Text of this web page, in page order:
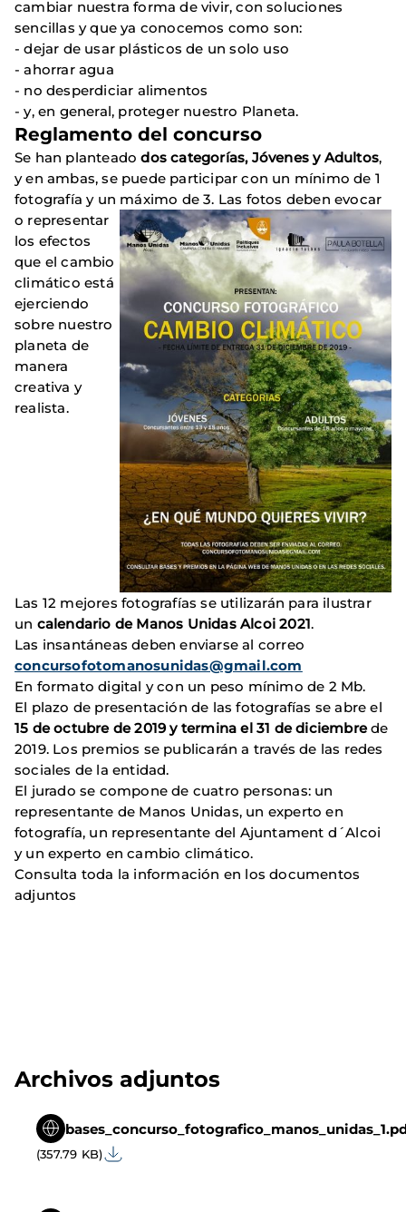
cambiar nuestra forma de vivir, con soluciones
sencillas y que ya conocemos como son:
- dejar de usar plásticos de un solo uso
- ahorrar agua
- no desperdiciar alimentos
- y, en general, proteger nuestro Planeta.
Reglamento del concurso
Se han planteadodos categorías, Jóvenes y Adultos,
y en ambas, se puede participar con un mínimo de 1
fotografía y un máximo de 3. Las fotos deben evocar
o representar
los efectos
que el cambio
climático está
ejerciendo
sobre nuestro
planeta de
manera
creativa y
realista.
Las 12 mejores fotografías se utilizarán para ilustrar
un calendario de Manos Unidas Alcoi 2021.
Las insantáneas deben enviarse al correo
concursofotomanosunidas@gmail.com
En formato digital y con un peso mínimo de 2 Mb.
El plazo de presentación de las fotografías se abre el
15 de octubre de 2019 y termina el 31 de diciembrede
2019. Los premios se publicarán a través de las redes
sociales de la entidad.
El jurado se compone de cuatro personas: un
representante de Manos Unidas, un experto en
fotografía, un representante del Ajuntament d´Alcoi
y un experto en cambio climático.
Consulta toda la información en los documentos
adjuntos
Archivos adjuntos
(357.79 KB)